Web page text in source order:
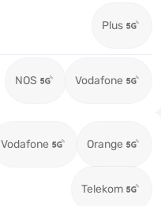
Plus
NOS Vodafone
Vodafone Orange
Telekom